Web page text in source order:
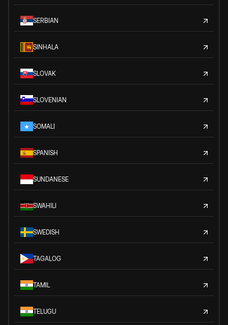
SERBIAN
SINHALA
SLOVAK
SLOVENIAN
SOMALI
SPANISH
SUNDANESE
SWAHILI
SWEDISH
TAGALOG
TAMIL
TELUGU